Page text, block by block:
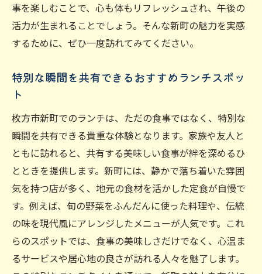
事を楽しむことで、心も体もリフレッシュされ、午後の
活力が生まれることでしょう。そんな新町の魅力を実感
するために、ぜひ一度訪れてみてください。
特別な瞬間を共有できるおすすめランチスポッ
ト
枚方市新町でのランチは、ただの食事ではなく、特別な
瞬間を共有できる貴重な体験となります。家族や友人と
ともに訪れると、共有する美味しい食事が絆を深めるひ
とときを提供します。新町には、静かで落ち着いた雰囲
気を持つ店が多く、地元の食材を活かした定食が自慢で
す。例えば、旬の野菜をふんだんに使った料理や、伝統
の味を現代風にアレンジしたメニューが人気です。これ
らのスポットでは、食事の美味しさだけでなく、心温ま
るサービスや居心地の良さが訪れる人々を魅了します。